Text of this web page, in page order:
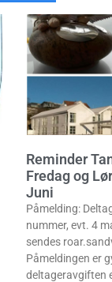
Reminder
Fredag og
Juni
Påmelding:
nummer, evt. 4
sendes
Påmeldingen er
deltageravgiften